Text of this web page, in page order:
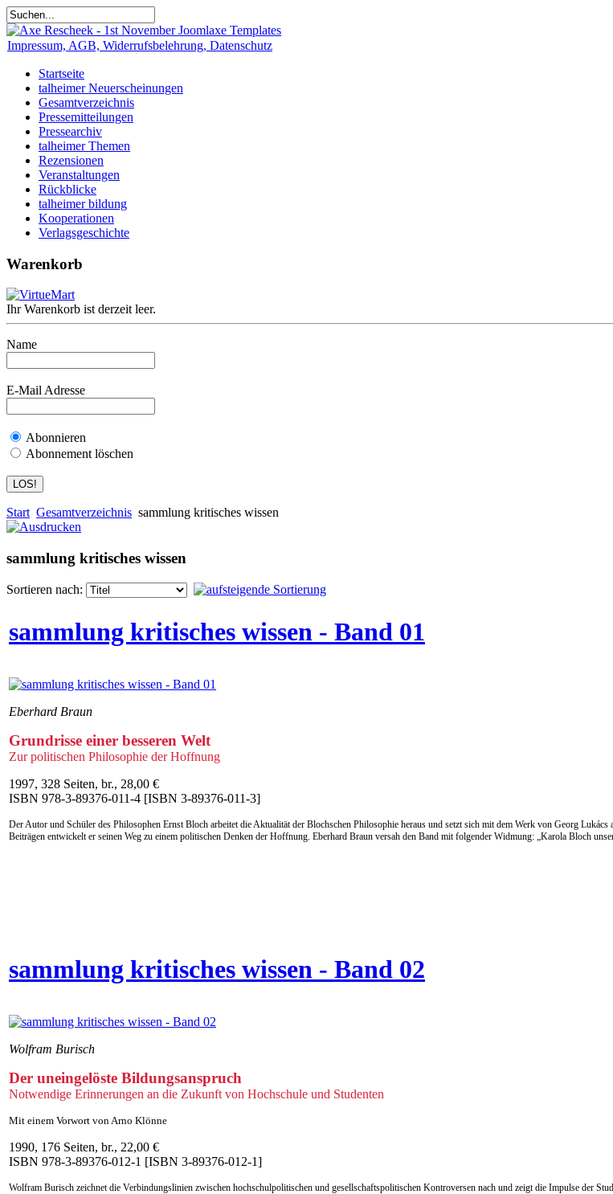
Impressum, AGB, Widerrufsbelehrung, Datenschutz
Startseite
talheimer Neuerscheinungen
Gesamtverzeichnis
Pressemitteilungen
Pressearchiv
talheimer Themen
Rezensionen
Veranstaltungen
Rückblicke
talheimer bildung
Kooperationen
Verlagsgeschichte
Warenkorb
Ihr Warenkorb ist derzeit leer.
Name
E-Mail Adresse
Abonnieren
Abonnement löschen
Start Gesamtverzeichnis sammlung kritisches wissen
sammlung kritisches wissen
Sortieren nach:
sammlung kritisches wissen - Band 01
Eberhard Braun
Grundrisse einer besseren Welt
Zur politischen Philosophie der Hoffnung
1997, 328 Seiten, br., 28,00 €
ISBN 978-3-89376-011-4 [ISBN 3-89376-011-3]
Der Autor und Schüler des Philosophen Ernst Bloch arbeitet die Aktualität der Blochschen Philosophie heraus und setzt sich mit dem Werk von Georg
Beiträgen entwickelt er seinen Weg zu einem politischen Denken der Hoffnung. Eberhard Braun versah den Band mit folgender Widmung: „Karola Bloch
sammlung kritisches wissen - Band 02
Wolfram Burisch
Der uneingelöste Bildungsanspruch
Notwendige Erinnerungen an die Zukunft von Hochschule und Studenten
Mit einem Vorwort von Arno Klönne
1990, 176 Seiten, br., 22,00 €
ISBN 978-3-89376-012-1 [ISBN 3-89376-012-1]
Wolfram Burisch zeichnet die Verbindungslinien zwischen hochschulpolitischen und gesellschaftspolitischen Kontroversen nach und zeigt die Impulse der